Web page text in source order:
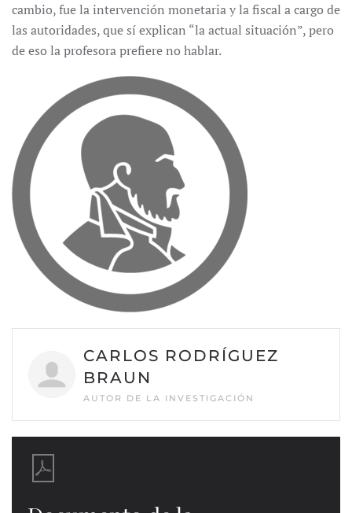
cambio, fue la intervención monetaria y la fiscal a cargo de
las autoridades, que sí explican “la actual situación”, pero
de eso la profesora prefiere no hablar.
CARLOS RODRÍGUEZ
BRAUN
AUTOR DE LA INVESTIGACIÓN